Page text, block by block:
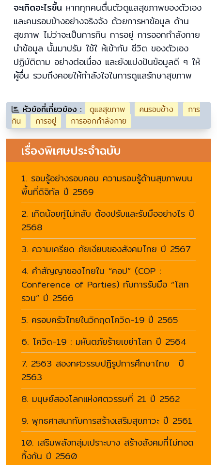
จะเกิดอะไรขึ้น หากทุกคนตื่นตัวดูแลสุขภาพของตัวเอง
และคนรอบข้างอย่างจริงจัง ด้วยการหาข้อมูล ด้าน
สุขภาพ ไม่ว่าจะเป็นการกิน การอยู่ การออกกําลังกาย
นําข้อมูล นั้นมาปรับ ใช้ใ ห้เข้ากับ ชีวิต ของตัวเอง
ปฏิบัติตาม อย่างต่อเนื่อง และยังแบ่งปันข้อมูลดี ๆ ให้
ผู้อื่น รวมถึงคอยให้กําลังใจในการดูแลรักษาสุขภาพ
หัวข้อที่เกี่ยวข้อง : ดูแลสุขภาพ คนรอบข้าง
การ
กิน
การอยู่ การออกกําลังกาย
เรื่องพิเศษประจำฉบับ
1. รอบรู้อย่างรอบคอบ ความรอบรู้ด้านสุขภาพบน
พี้นที่ดิจิทัล ปี 2569
2. เกิดน้อยกู่ไม่กลับ ต้องปรับและรับมืออย่างไร ปี
2568
3. ความเครียด ภัยเงียบของสังคมไทย ปี 2567
4. คำสัญญาของไทยใน “คอป” (COP :
Conference of Parties) กับการรับมือ “โลก
รวน” ปี 2566
5. ครอบครัวไทยในวิกฤตโควิด-19 ปี 2565
6. โควิด-19 : มหันตภัยร้ายเขย่าโลก ปี 2564
7. 2563 สองทศวรรษปฏิรูปการศึกษาไทย ปี
2563
8. มนุษย์สองโลกแห่งศตวรรษที่ 21 ปี 2562
9. พุทธศาสนากับการสร้างเสริมสุขภาวะ ปี 2561
10. เสริมพลังกลุ่มเปราะบาง สร้างสังคมที่ไม่ทอด
ทิ้งกัน ปี 2560